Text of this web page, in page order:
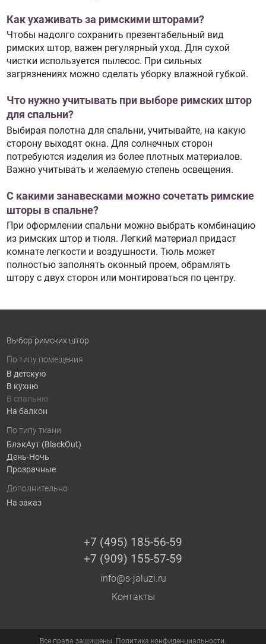
Как ухаживать за римскими шторами?
Чтобы надолго сохранить презентабельный вид
римских штор, важен регулярный уход. Для сухой
чистки используется пылесос. При сильных
загрязнениях можно сделать уборку влажной губкой.
Что нужно учитывать при выборе римских штор
для спальни?
Выбирая полотна для спальни, учитывайте, на какую
сторону выходят окна. Для солнечных сторон
потребуются изделия из более плотных материалов.
Важно учитывать и желаемую степень освещения.
С какими занавесками можно сочетать римские
шторы в спальне?
При оформлении спальни можно выбрать комбинацию
из римских штор и тюля. Легкий материал придаст
комнате легкости и воздушности. Тюль может
полностью заполнять оконный проем, обрамлять
штору с двух сторон или монтироваться по центру.
Выбор римских штор
По типу помещения
В детскую
В кухню
В спальню
На балкон
По типу ткани
БлэкАут (BlackOut)
День-Ночь
Прозрачные
Дополнительно
На заказ
+7 (495) 185-56-59
+7 (909) 155-57-59
info@s-jaluzi.ru
Контакты
Все права защищены. Политика конфиденциальности.